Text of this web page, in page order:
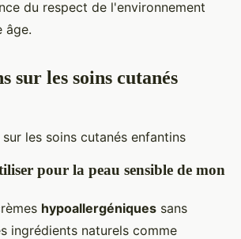
du respect de l'environnement
âge.
sur les soins cutanés
pour la peau sensible de mon
hypoallergéniques sans
ingrédients naturels comme